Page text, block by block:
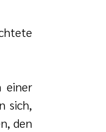
einer
sich,
den